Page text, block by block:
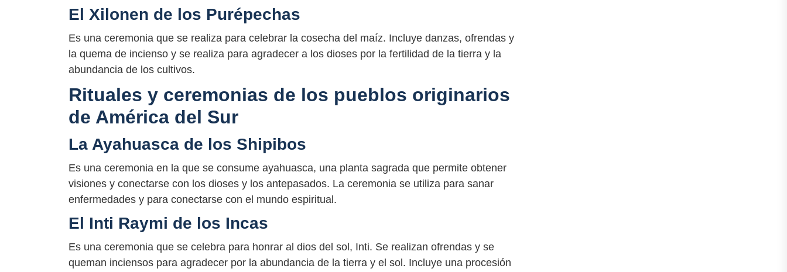
El Xilonen de los Purépechas
Es una ceremonia que se realiza para celebrar la cosecha del maíz. Incluye danzas, ofrendas y
la quema de incienso y se realiza para agradecer a los dioses por la fertilidad de la tierra y la
abundancia de los cultivos.
Rituales y ceremonias de los pueblos originarios
de América del Sur
La Ayahuasca de los Shipibos
Es una ceremonia en la que se consume ayahuasca, una planta sagrada que permite obtener
visiones y conectarse con los dioses y los antepasados. La ceremonia se utiliza para sanar
enfermedades y para conectarse con el mundo espiritual.
El Inti Raymi de los Incas
Es una ceremonia que se celebra para honrar al dios del sol, Inti. Se realizan ofrendas y se
queman inciensos para agradecer por la abundancia de la tierra y el sol. Incluye una procesión